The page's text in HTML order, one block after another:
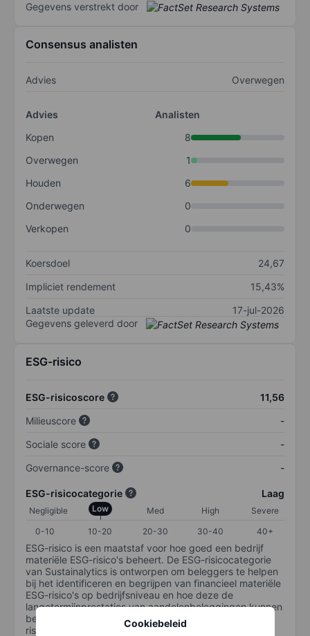
Cookiebeleid
Gegevens verstrekt door
Consensus analisten
Advies Overwegen
Advies
Analisten
Kopen
8
Overwegen
1
Houden
6
Onderwegen
0
Verkopen
0
Koersdoel
24,67
Impliciet rendement
15,43%
Laatste update
17-jul-2026
Gegevens geleverd door
ESG-risico
ESG-risicoscore
11,56
Milieuscore
-
Sociale score
-
Governance-score
-
ESG-risicocategorie Laag
Negligible Low Med High
Severe
0-10
10-20 20-30 30-40 40+
ESG-risico is een maatstaf voor hoe goed een bedrijf
materiële ESG-risico's beheert. De ESG-risicocategorie
van Sustainalytics is ontworpen om beleggers te helpen
bij het identificeren en begrijpen van financieel materiële
ESG-risico's op bedrijfsniveau en hoe deze de
langetermijnprestaties van aandelenbeleggingen kunnen
beïnvloeden. De schaal loopt van 0-100. Hoe lager het
risico, hoe beter (0 staat voor geen risico en 100 voor